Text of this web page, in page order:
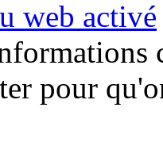
web activé
pour